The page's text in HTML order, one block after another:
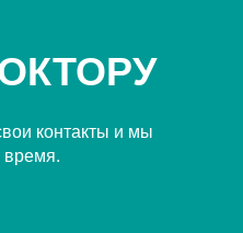
контакты и мы
время.